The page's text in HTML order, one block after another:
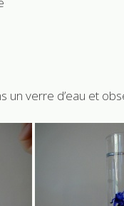
un verre d’eau et